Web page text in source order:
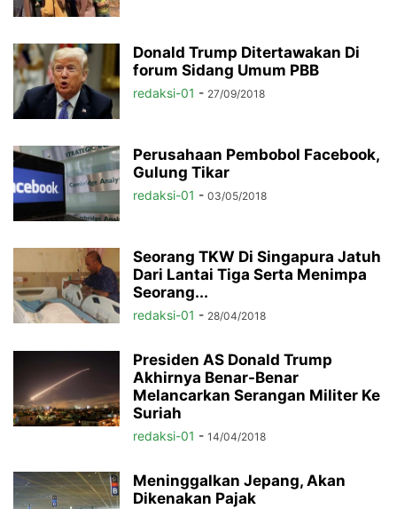
Donald Trump Ditertawakan Di
forum Sidang Umum PBB
redaksi-01 - 27/09/2018
Perusahaan Pembobol Facebook,
Gulung Tikar
redaksi-01 - 03/05/2018
Seorang TKW Di Singapura Jatuh
Dari Lantai Tiga Serta Menimpa
Seorang...
redaksi-01 - 28/04/2018
Presiden AS Donald Trump
Akhirnya Benar-Benar
Melancarkan Serangan Militer Ke
Suriah
redaksi-01 - 14/04/2018
Meninggalkan Jepang, Akan
Dikenakan Pajak